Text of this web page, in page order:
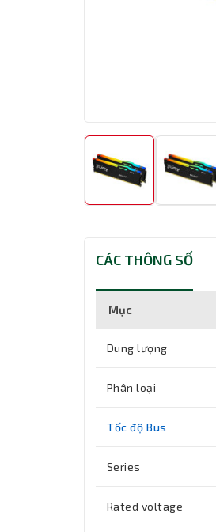
CÁC THÔNG SỐ
Mục
Dung lượng
Phân loại
Tốc độ Bus
Series
Rated voltage